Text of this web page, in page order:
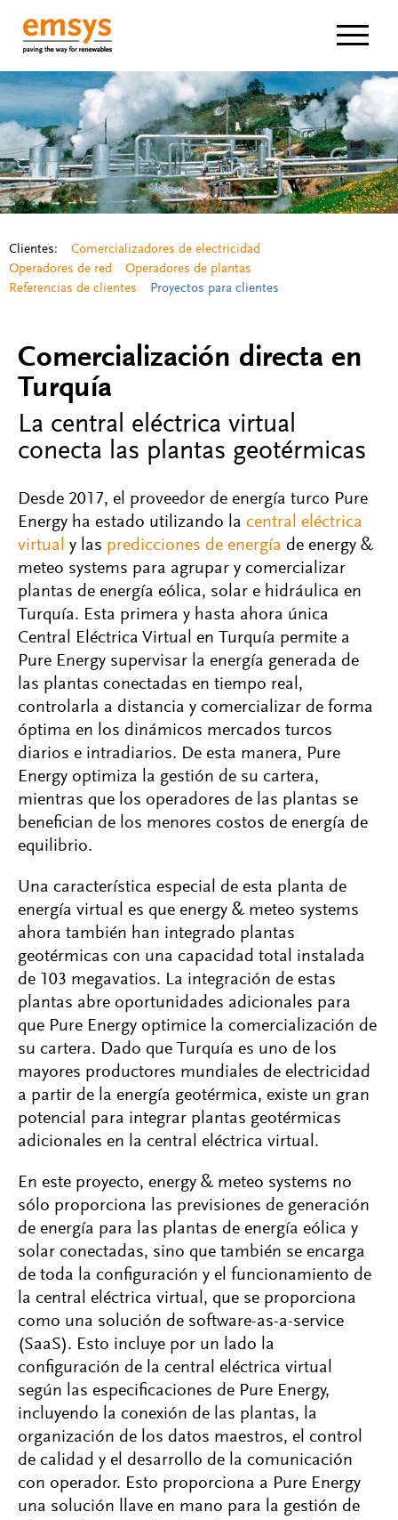
Clientes:
Comercializadores de electricidad
Operadores de red
Operadores de plantas
Referencias de clientes
Proyectos para clientes
Comercialización directa en
Turquía
La central eléctrica virtual
conecta las plantas geotérmicas
Desde 2017, el proveedor de energía turco Pure
Energy ha estado utilizando la central eléctrica
virtual y las predicciones de energía de energy &
meteo systems para agrupar y comercializar
plantas de energía eólica, solar e hidráulica en
Turquía. Esta primera y hasta ahora única
Central Eléctrica Virtual en Turquía permite a
Pure Energy supervisar la energía generada de
las plantas conectadas en tiempo real,
controlarla a distancia y comercializar de forma
óptima en los dinámicos mercados turcos
diarios e intradiarios. De esta manera, Pure
Energy optimiza la gestión de su cartera,
mientras que los operadores de las plantas se
benefician de los menores costos de energía de
equilibrio.
Una característica especial de esta planta de
energía virtual es que energy & meteo systems
ahora también han integrado plantas
geotérmicas con una capacidad total instalada
de 103 megavatios. La integración de estas
plantas abre oportunidades adicionales para
que Pure Energy optimice la comercialización de
su cartera. Dado que Turquía es uno de los
mayores productores mundiales de electricidad
a partir de la energía geotérmica, existe un gran
potencial para integrar plantas geotérmicas
adicionales en la central eléctrica virtual.
En este proyecto, energy & meteo systems no
sólo proporciona las previsiones de generación
de energía para las plantas de energía eólica y
solar conectadas, sino que también se encarga
de toda la configuración y el funcionamiento de
la central eléctrica virtual, que se proporciona
como una solución de software-as-a-service
(SaaS). Esto incluye por un lado la
configuración de la central eléctrica virtual
según las especificaciones de Pure Energy,
incluyendo la conexión de las plantas, la
organización de los datos maestros, el control
de calidad y el desarrollo de la comunicación
con operador. Esto proporciona a Pure Energy
una solución llave en mano para la gestión de